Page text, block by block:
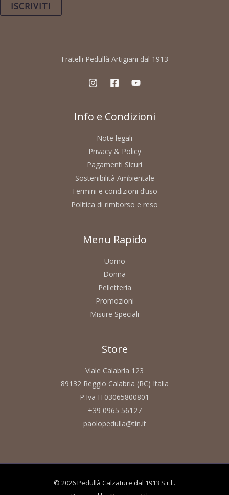
ISCRIVITI
Fratelli Pedullà Artigiani dal 1913
Info e Condizioni
Note legali
Privacy & Policy
Pagamenti Sicuri
Sostenibilità Ambientale
Termini e condizioni d’uso
Politica di rimborso e reso
Menu Rapido
Uomo
Donna
Pelletteria
Promozioni
Misure Speciali
Store
Viale Calabria 123
89132 Reggio Calabria (RC) Italia
P.Iva IT03065800801
+39 0965 56127
paolopedulla@tin.it
© 2026 Pedullà Calzature dal 1913 S.r.l..